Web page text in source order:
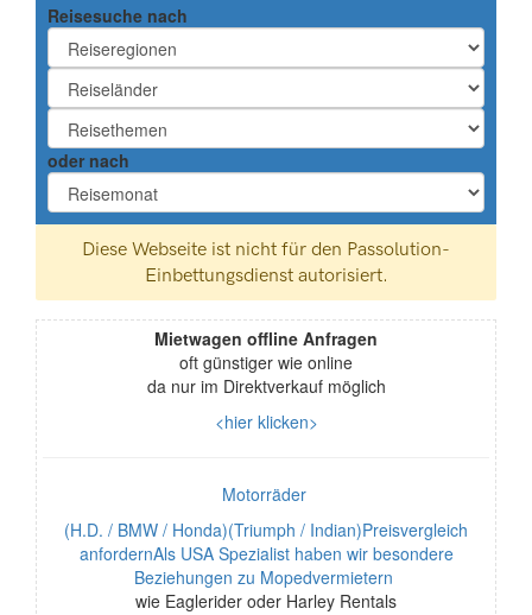
Reisesuche nach
oder nach
Mietwagen offline Anfragen
oft günstiger wie online
da nur im Direktverkauf möglich
<hier klicken>
Motorräder
(H.D. / BMW / Honda)(Triumph / Indian)Preisvergleich
anfordernAls USA Spezialist haben wir besondere
Beziehungen zu Mopedvermietern
wie Eaglerider oder Harley Rentals